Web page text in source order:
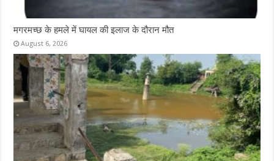
मगरमच्छ के हमले में घायल की इलाज के दौरान मौत
August 6, 2026